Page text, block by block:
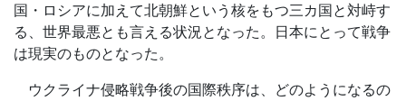
国・ロシアに加えて北朝鮮という核をもつ三カ国と対峙す
る、世界最悪とも言える状況となった。日本にとって戦争
は現実のものとなった。
ウクライナ侵略戦争後の国際秩序は、どのようになるの